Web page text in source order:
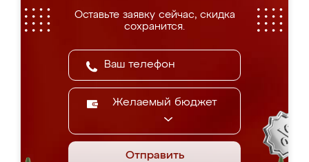
Оставьте заявку сейчас, скидка
сохранится.
Желаемый бюджет
Отправить